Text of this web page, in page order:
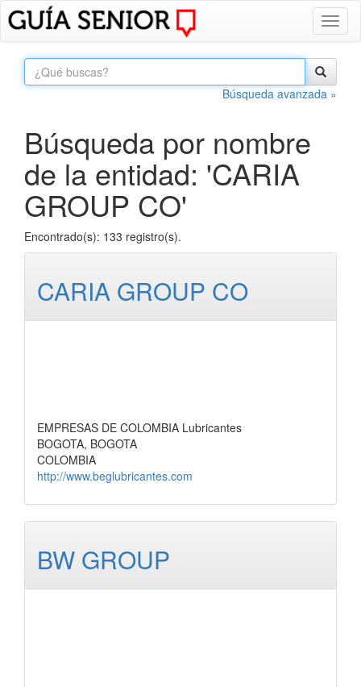
Búsqueda avanzada »
Búsqueda por nombre
de la entidad: 'CARIA
GROUP CO'
Encontrado(s): 133 registro(s).
CARIA GROUP CO
EMPRESAS DE COLOMBIA Lubricantes
BOGOTA, BOGOTA
COLOMBIA
http://www.beglubricantes.com
BW GROUP